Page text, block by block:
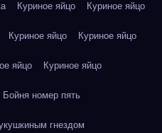
Куриное яйцо Куриное яйцо
Куриное яйцо Куриное яйцо
яйцо Куриное яйцо
номер пять
гнездом